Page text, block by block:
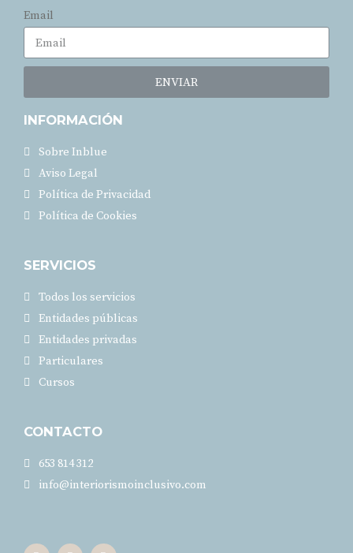
Email
ENVIAR
INFORMACIÓN
Sobre Inblue
Aviso Legal
Política de Privacidad
Política de Cookies
SERVICIOS
Todos los servicios
Entidades públicas
Entidades privadas
Particulares
Cursos
CONTACTO
653 814 312
info@interiorismoinclusivo.com​